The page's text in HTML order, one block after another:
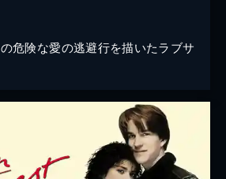
危険な愛の逃避行を描いたラブサ